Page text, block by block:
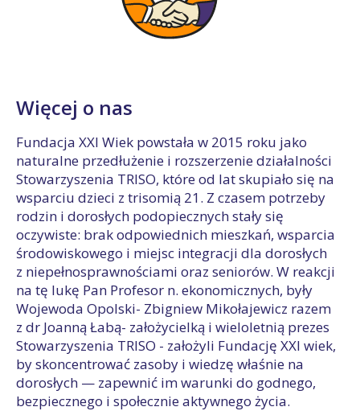
Więcej o nas
Fundacja XXI Wiek powstała w 2015 roku jako
naturalne przedłużenie i rozszerzenie działalności
Stowarzyszenia TRISO, które od lat skupiało się na
wsparciu dzieci z trisomią 21. Z czasem potrzeby
rodzin i dorosłych podopiecznych stały się
oczywiste: brak odpowiednich mieszkań, wsparcia
środowiskowego i miejsc integracji dla dorosłych
z niepełnosprawnościami oraz seniorów. W reakcji
na tę lukę Pan Profesor n. ekonomicznych, były
Wojewoda Opolski- Zbigniew Mikołajewicz razem
z dr Joanną Łabą- założycielką i wieloletnią prezes
Stowarzyszenia TRISO - założyli Fundację XXI wiek,
by skoncentrować zasoby i wiedzę właśnie na
dorosłych — zapewnić im warunki do godnego,
bezpiecznego i społecznie aktywnego życia.